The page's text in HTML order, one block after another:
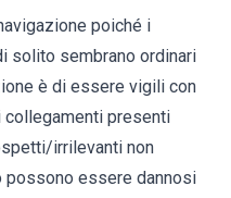
poiché i
solito sembrano ordinari
è di essere vigili con
collegamenti presenti
irrilevanti non
possono essere dannosi